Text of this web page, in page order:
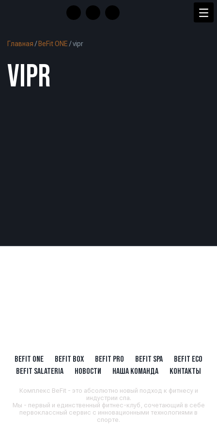
Главная / BeFit ONE /vipr
VIPR
BEFIT ONE BEFIT BOX BEFIT PRO BEFIT SPA
BEFIT ECO
BEFIT SALATERIA
НОВОСТИ НАША КОМАНДА КОНТАКТЫ
Комплекс BeFit - это абсолютно новый подход к фитнесу и
индустрии спа.
Мы - первый и единственный фитнес-клуб, сочетающий в себе
первоклассный сервис с инновационными технологиями в
спорте.